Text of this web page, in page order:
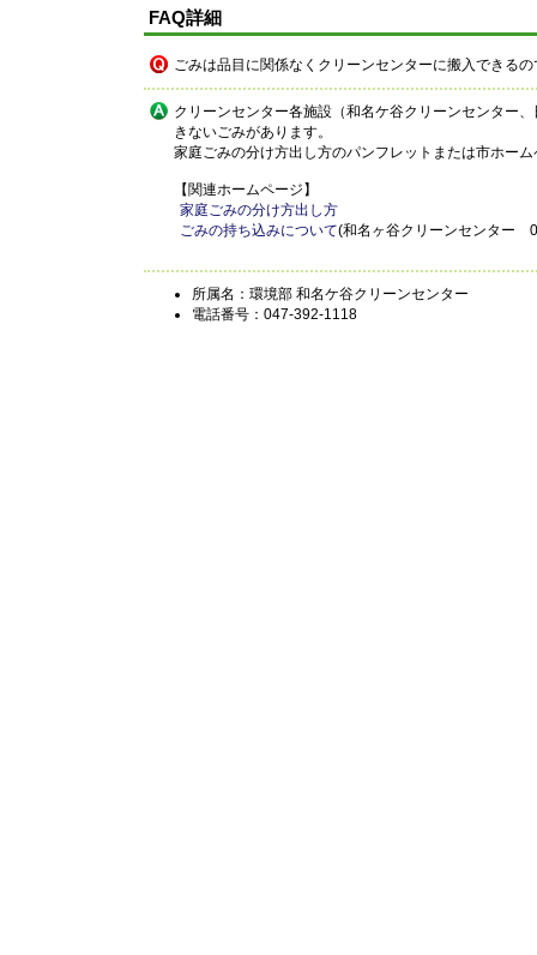
FAQ詳細
ごみは品目に関係なくクリーンセンターに搬入できる
クリーンセンター各施設（和名ケ谷クリーンセンター
きないごみがあります。
家庭ごみの分け方出し方のパンフレットまたは市ホー
【関連ホームページ】
家庭ごみの分け方出し方
ごみの持ち込みについて(和名ヶ谷クリーンセンター
所属名：環境部 和名ケ谷クリーンセンター
電話番号：047-392-1118